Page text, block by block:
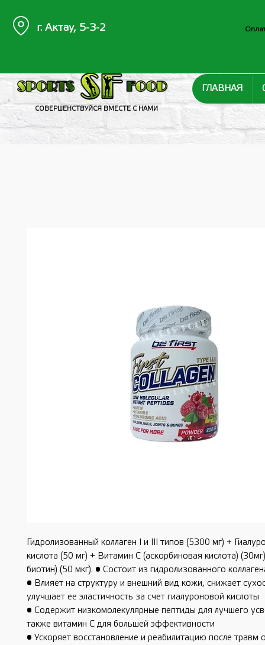
СОВЕРШЕНСТВУЙСЯ ВМЕСТЕ С НАМИ
ГЛАВНАЯ
г. Актау, 5-3-2
Гидролизованный коллаген I и III типов (5300 мг) +
кислота (50 мг) + Витамин С (аскорбиновая кислота)
биотин) (50 мкг). • Состоит из гидролизованного
• Влияет на структуру и внешний вид кожи, снижает
улучшает ее эластичность за счет гиалуроновой кислоты
• Содержит низкомолекулярные пептиды для лучшего
также витамин С для большей эффективности
• Ускоряет восстановление и реабилитацию после травм